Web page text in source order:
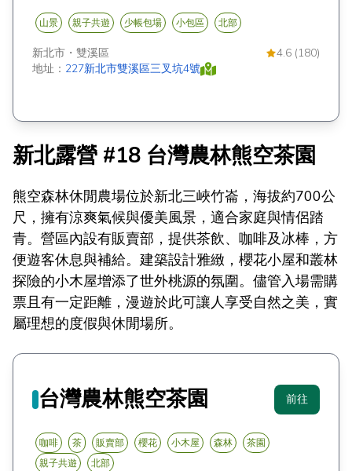
山景 親子共遊 少帳包場 小包區 北部
新北市 ・ 雙溪區
4.6 (180)
地址： 227新北市雙溪區三叉坑4號
新北露營 #18 台灣農林熊空茶園
熊空森林休閒農場位於新北三峽竹崙，海拔約700公
尺，擁有涼爽氣候與優美風景，適合家庭與情侶踏
青。營區內設有販賣部，提供茶飲、咖啡及冰棒，方
便遊客休息與補給。建築設計雅緻，櫻花小屋和叢林
探險的小木屋增添了世外桃源的氛圍。儘管入場需購
票且有一定距離，漫遊於此可讓人享受自然之美，實
屬理想的度假與休閒場所。
台灣農林熊空茶園 前往
咖啡 茶 販賣部 櫻花 小木屋 森林
茶園
親子共遊
北部